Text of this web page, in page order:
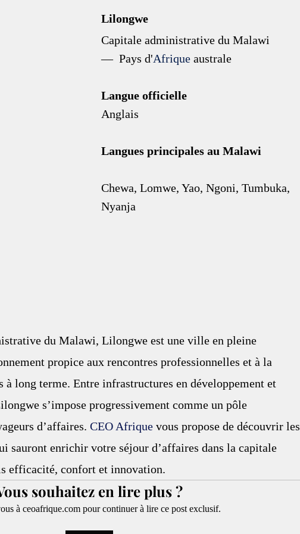
Lilongwe
Capitale administrative du Malawi
—  Pays d'Afrique australe
Langue officielle
Anglais
Langues principales au Malawi
Chewa, Lomwe, Yao, Ngoni, Tumbuka,
Nyanja
du Malawi, Lilongwe est une ville en pleine
propice aux rencontres professionnelles et à la
à long terme. Entre infrastructures en développement et
s’impose progressivement comme un pôle
d’affaires. CEO Afrique vous propose de découvrir les
sauront enrichir votre séjour d’affaires dans la capitale
efficacité, confort et innovation.
souhaitez en lire plus ?
à ceoafrique.com pour continuer à lire ce post exclusif.